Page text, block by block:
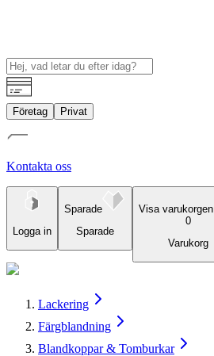
Företag Privat
Kontakta oss
Logga in
Sparade
Sparade
Visa varukorgen
0
Varukorg
Lackering
Färgblandning
Blandkoppar & Tomburkar